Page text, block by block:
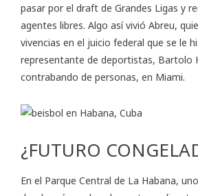
pasar por el draft de Grandes Ligas y
agentes libres. Algo así vivió Abreu,
vivencias en el juicio federal que se le
representante de deportistas, Bartolo
contrabando de personas, en Miami.
¿FUTURO
En el Parque Central de La Habana,